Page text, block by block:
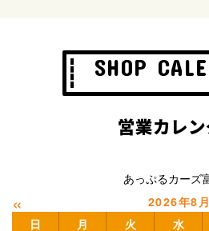
SHOP
営業カレ
あっぷるカーズ
« 2026年8月
日 月 火 水